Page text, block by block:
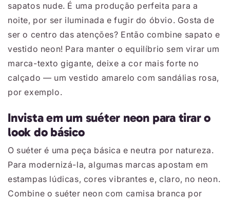
sapatos nude. É uma produção perfeita para a
noite, por ser iluminada e fugir do óbvio. Gosta de
ser o centro das atenções? Então combine sapato e
vestido neon! Para manter o equilíbrio sem virar um
marca-texto gigante, deixe a cor mais forte no
calçado ― um vestido amarelo com sandálias rosa,
por exemplo.
Invista em um suéter neon para tirar o
look do básico
O suéter é uma peça básica e neutra por natureza.
Para modernizá-la, algumas marcas apostam em
estampas lúdicas, cores vibrantes e, claro, no neon.
Combine o suéter neon com camisa branca por